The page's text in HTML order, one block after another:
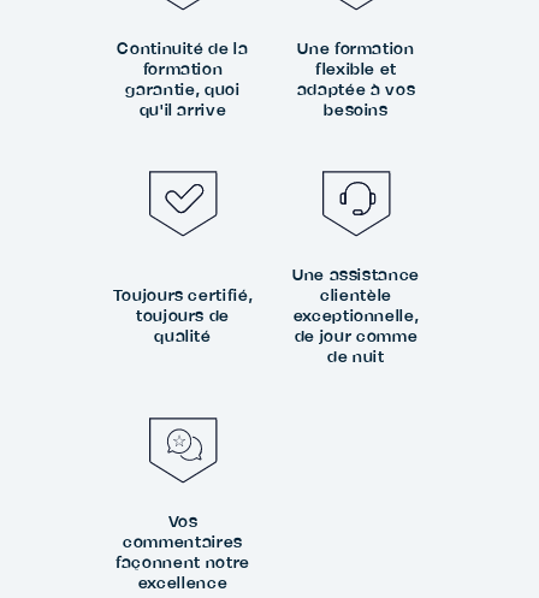
Continuité de la
formation
garantie, quoi
qu'il arrive
Une formation
flexible et
adaptée à vos
besoins
Toujours certifié,
toujours de
qualité
Une assistance
clientèle
exceptionnelle,
de jour comme
de nuit
Vos
commentaires
façonnent notre
excellence